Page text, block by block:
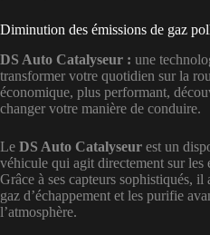
Diminution des émissions de gaz
DS Auto Catalyseur : une
transformer votre quotidien sur la
économique, plus performant,
changer votre manière de conduire.
Le DS Auto Catalyseur est un
véhicule qui agit directement sur les
Grâce à ses capteurs sophistiqués, il
gaz d’échappement et les purifie
l’atmosphère.